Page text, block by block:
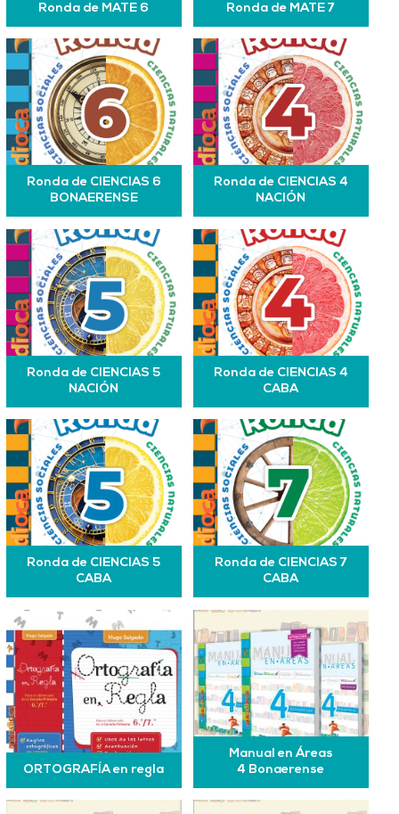
Ronda de MATE 6 Ronda de MATE 7
Ronda de CIENCIAS 6
BONAERENSE
Ronda de CIENCIAS 4
NACIÓN
Ronda de CIENCIAS 5
NACIÓN
Ronda de CIENCIAS 4
CABA
Ronda de CIENCIAS 5
CABA
Ronda de CIENCIAS 7
CABA
ORTOGRAFÍA en regla
Manual en Áreas
4 Bonaerense